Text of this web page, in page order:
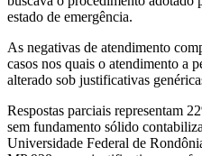
estado de emergência.
As negativas de atendimento
casos nos quais o atendimento a
alterado sob justificativas
Respostas parciais representam
sem fundamento sólido
Universidade Federal de